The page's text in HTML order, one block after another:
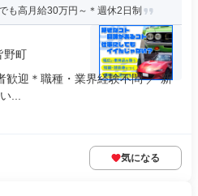
も高月給30万円～＊週休2日制
野町
歓迎＊職種・業界経験不問 ／ 新
...
気になる